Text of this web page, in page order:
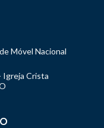
Móvel Nacional
Igreja Crista